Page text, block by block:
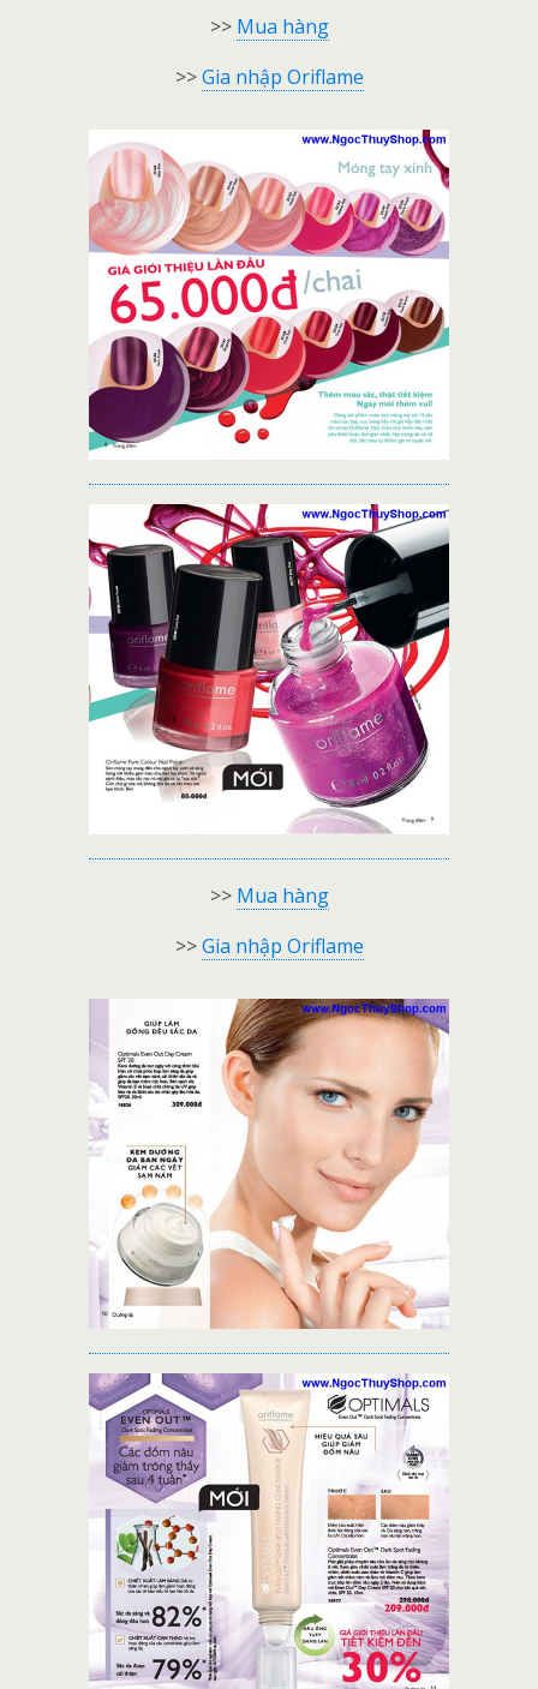
>> Mua hàng
>>Gia nhập Oriflame
>> Mua hàng
>>Gia nhập Oriflame